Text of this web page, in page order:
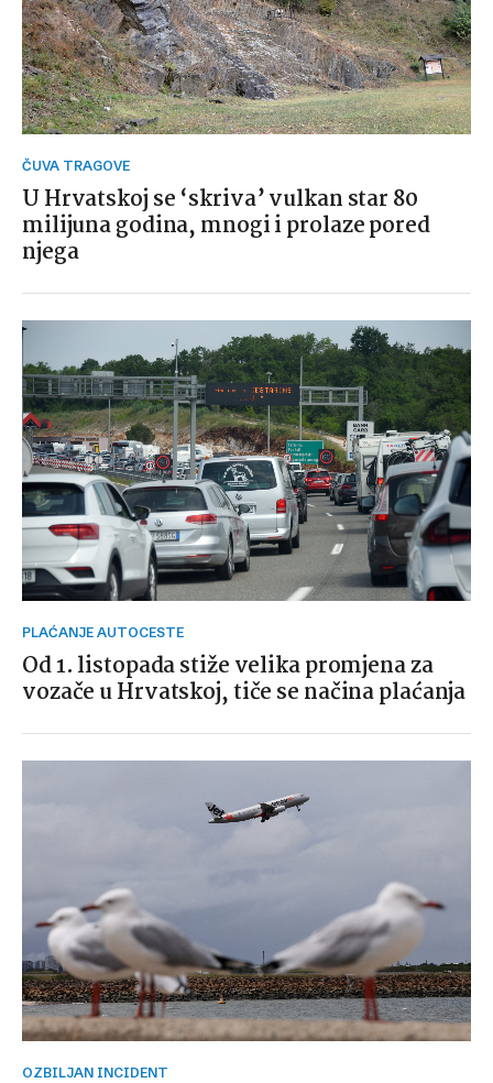
ČUVA TRAGOVE
U Hrvatskoj se ‘skriva’ vulkan star 80
milijuna godina, mnogi i prolaze pored
njega
PLAĆANJE AUTOCESTE
Od 1. listopada stiže velika promjena za
vozače u Hrvatskoj, tiče se načina plaćanja
OZBILJAN INCIDENT